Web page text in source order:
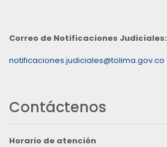
Correo de Notificaciones Judiciales:
notificaciones.judiciales@tolima.gov.co
Contáctenos
Horario de atención